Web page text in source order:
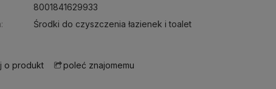
8001841629933
Środki do czyszczenia łazienek i toalet
o produkt poleć znajomemu